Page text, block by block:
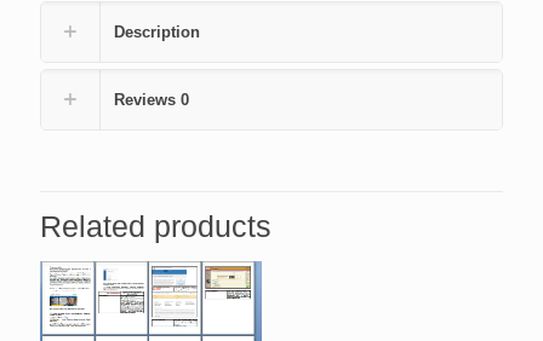
9412)
Description
Reviews 0
Related products